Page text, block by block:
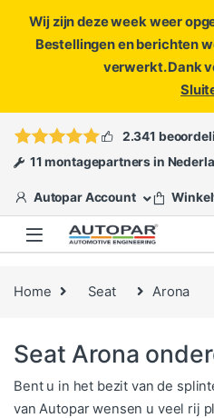
Wij zijn deze week weer
Bestellingen en berichten
verwerkt. Dank
of
2.341
11 montagepartners in
Autopar Account
Home Seat Arona
Seat Arona
Bent u in het bezit van de
van Autopar wensen u veel rij